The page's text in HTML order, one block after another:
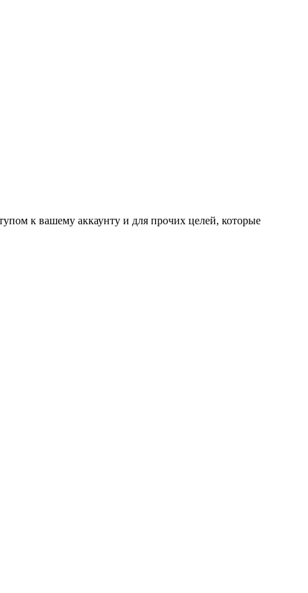
к вашему аккаунту и для прочих целей, которые